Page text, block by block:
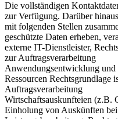
Die vollständigen
zur Verfügung. Darüber
mit folgenden Stellen
geschützte Daten erheben,
externe IT-Dienstleister,
zur Auftragsverarbeitung
Anwendungsentwicklung und
Ressourcen Rechtsgrundlage
Auftragsverarbeitung
Wirtschaftsauskunfteien (z.B.
Einholung von Auskünften